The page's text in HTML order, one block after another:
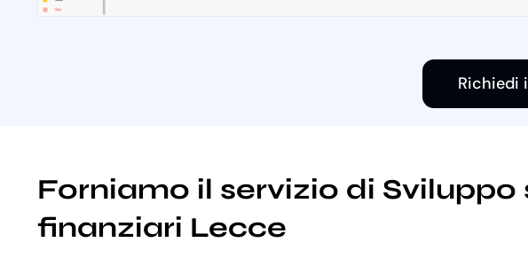
Richiedi
Forniamo il servizio di
finanziari Lecce